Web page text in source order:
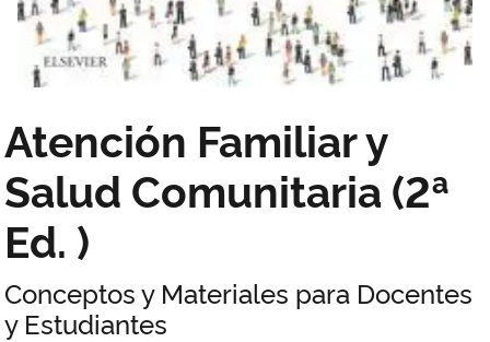
Atención Familiar y
Salud Comunitaria (2ª
Ed. )
Conceptos y Materiales para Docentes
y Estudiantes